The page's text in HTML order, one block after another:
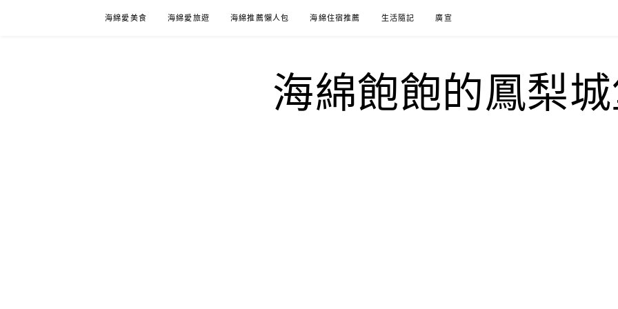
海綿愛美食 海綿愛旅遊 海綿推薦懶人包 海綿住宿推薦 生活隨記 廣宣
海綿飽飽的鳳梨